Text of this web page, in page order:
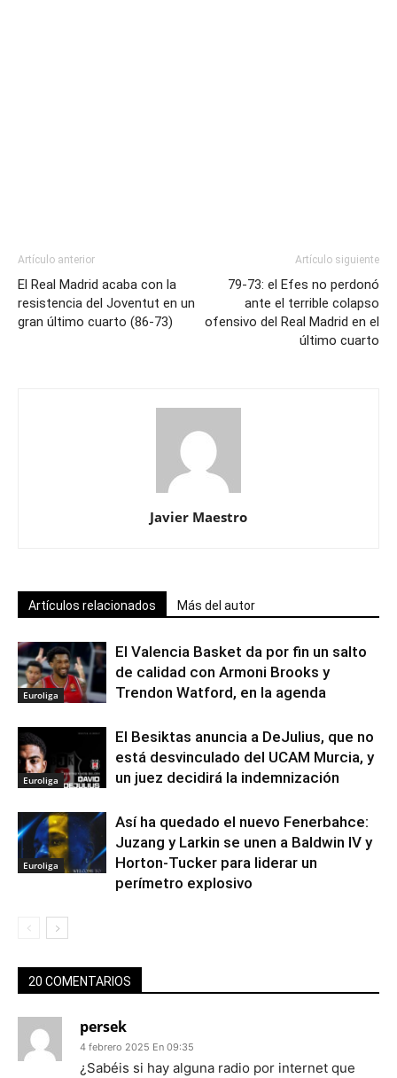
Artículo anterior
El Real Madrid acaba con la
resistencia del Joventut en un
gran último cuarto (86-73)
Artículo siguiente
79-73: el Efes no perdonó
ante el terrible colapso
ofensivo del Real Madrid en el
último cuarto
Javier Maestro
Artículos relacionados Más del autor
Euroliga
El Valencia Basket da por fin un salto
de calidad con Armoni Brooks y
Trendon Watford, en la agenda
Euroliga
El Besiktas anuncia a DeJulius, que no
está desvinculado del UCAM Murcia, y
un juez decidirá la indemnización
Euroliga
Así ha quedado el nuevo Fenerbahce:
Juzang y Larkin se unen a Baldwin IV y
Horton-Tucker para liderar un
perímetro explosivo
20 COMENTARIOS
persek
4 febrero 2025 En 09:35
¿Sabéis si hay alguna radio por internet que